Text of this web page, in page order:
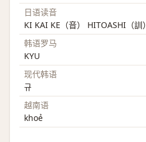
日语读音
KI KAI KE（音） HITOASHI（訓）
韩语罗马
KYU
现代韩语
규
越南语
khoẻ